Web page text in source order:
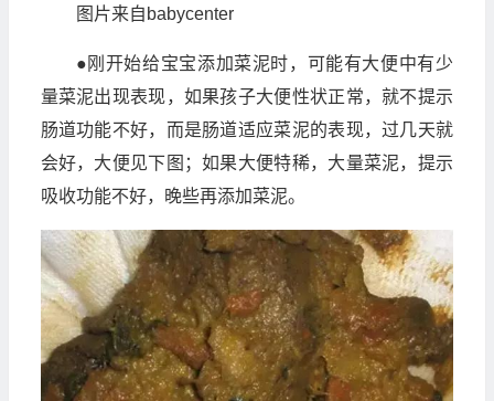
图片来自babycenter
●刚开始给宝宝添加菜泥时，可能有大便中有少
量菜泥出现表现，如果孩子大便性状正常，就不提示
肠道功能不好，而是肠道适应菜泥的表现，过几天就
会好，大便见下图；如果大便特稀，大量菜泥，提示
吸收功能不好，晚些再添加菜泥。